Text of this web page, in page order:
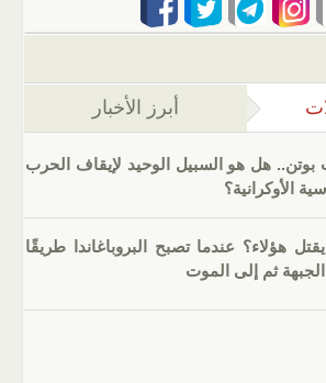
(علامة التبويب النشطة)
أبرز الأخبار
هل هو السبيل الوحيد لإيقاف الحرب
الأوكرانية؟
هؤلاء؟ عندما تصبح البروباغاندا طريقًا
الجبهة ثم إلى الموت